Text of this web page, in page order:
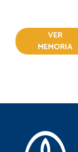
VER
MEMORIA